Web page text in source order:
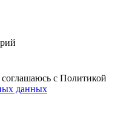
с Политикой
данных